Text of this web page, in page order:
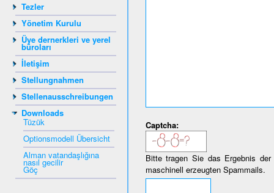
Tezler
Yönetim Kurulu
Üye dernerkleri ve yerel
büroları
İletişim
Stellungnahmen
Stellenausschreibungen
Downloads
Tüzük
Optionsmodell Übersicht
Alman vatandaşlığına
nasıl gecilir
Göç
Captcha:
Bitte tragen Sie das Ergebnis
maschinell erzeugten Spammails.